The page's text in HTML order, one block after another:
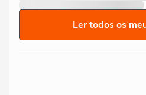
Ler todos os